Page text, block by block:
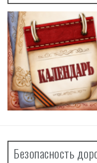
Безопасность